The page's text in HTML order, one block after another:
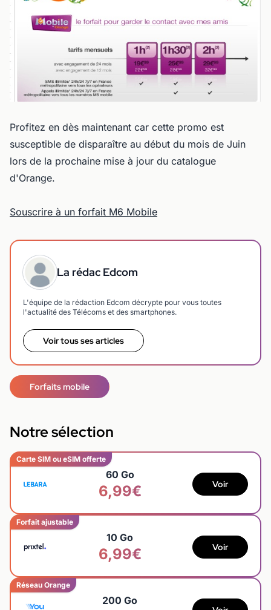
Profitez en dès maintenant car cette promo est
susceptible de disparaître au début du mois de Juin
lors de la prochaine mise à jour du catalogue
d'Orange.
Souscrire à un forfait M6 Mobile
La rédac Edcom
L'équipe de la rédaction Edcom décrypte pour vous toutes
l'actualité des Télécoms et des smartphones.
Voir tous ses articles
Forfaits mobile
Notre sélection
Carte SIM ou eSIM offerte
60 Go
6,99€ Voir
Forfait ajustable
10 Go
6,99€ Voir
Réseau Orange
200 Go